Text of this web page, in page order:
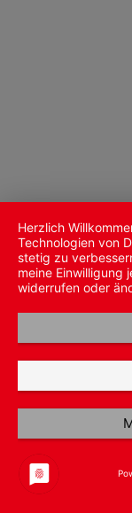
Herzlich
Technologien von
stetig zu
meine Einwilligung
widerrufen oder